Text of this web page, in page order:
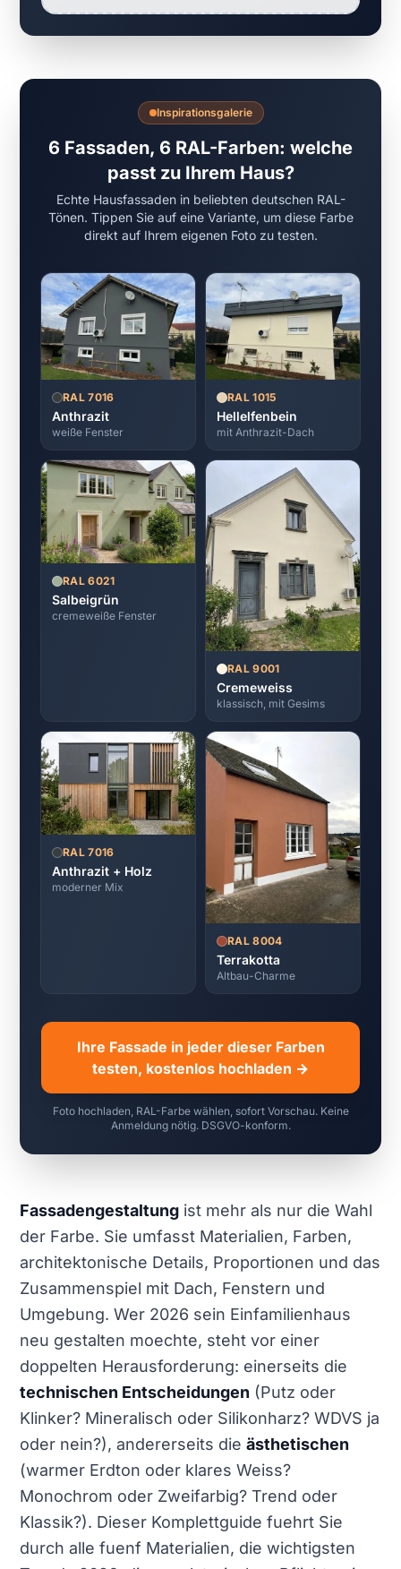
Inspirationsgalerie
6 Fassaden, 6 RAL-Farben: welche
passt zu Ihrem Haus?
Echte Hausfassaden in beliebten deutschen RAL-
Tönen. Tippen Sie auf eine Variante, um diese Farbe
direkt auf Ihrem eigenen Foto zu testen.
RAL 7016
Anthrazit
weiße Fenster
RAL 1015
Hellelfenbein
mit Anthrazit-Dach
RAL 6021
Salbeigrün
cremeweiße Fenster
RAL 9001
Cremeweiss
klassisch, mit Gesims
RAL 7016
Anthrazit + Holz
moderner Mix
RAL 8004
Terrakotta
Altbau-Charme
Ihre Fassade in jeder dieser Farben
testen, kostenlos hochladen →
Foto hochladen, RAL-Farbe wählen, sofort Vorschau. Keine
Anmeldung nötig. DSGVO-konform.
Fassadengestaltung ist mehr als nur die Wahl
der Farbe. Sie umfasst Materialien, Farben,
architektonische Details, Proportionen und das
Zusammenspiel mit Dach, Fenstern und
Umgebung. Wer 2026 sein Einfamilienhaus
neu gestalten moechte, steht vor einer
doppelten Herausforderung: einerseits die
technischen Entscheidungen (Putz oder
Klinker? Mineralisch oder Silikonharz? WDVS ja
oder nein?), andererseits die ästhetischen
(warmer Erdton oder klares Weiss?
Monochrom oder Zweifarbig? Trend oder
Klassik?). Dieser Komplettguide fuehrt Sie
durch alle fuenf Materialien, die wichtigsten